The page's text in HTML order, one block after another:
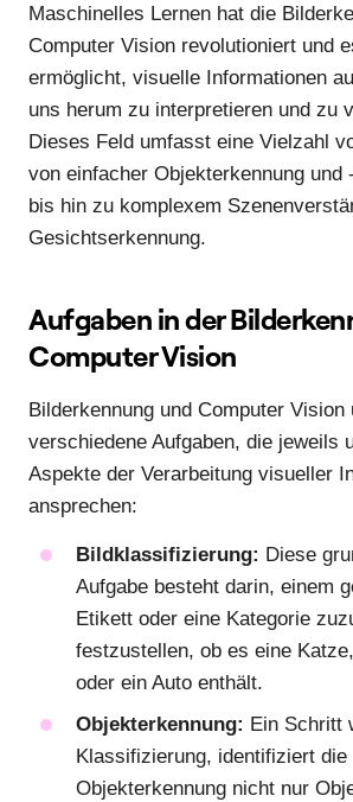
Maschinelles Lernen hat die
Computer Vision revolutioniert und
ermöglicht, visuelle Informationen
uns herum zu interpretieren und zu
Dieses Feld umfasst eine Vielzahl
von einfacher Objekterkennung und
bis hin zu komplexem
Gesichtserkennung.
Aufgaben in der
Computer Vision
Bilderkennung und Computer Vision
verschiedene Aufgaben, die jeweils
Aspekte der Verarbeitung visueller
ansprechen:
Bildklassifizierung: Diese
Aufgabe besteht darin, einem
Etikett oder eine Kategorie
festzustellen, ob es eine
oder ein Auto enthält.
Objekterkennung: Ein Schritt
Klassifizierung, identifiziert die
Objekterkennung nicht nur